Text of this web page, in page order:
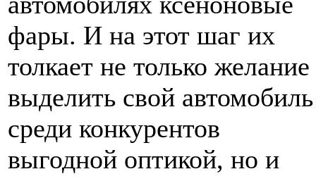
фары. И на этот шаг их
толкает не только желание
выделить свой автомобиль
среди конкурентов
выгодной оптикой, но и